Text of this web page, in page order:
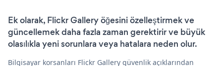
Ek olarak, Flickr Gallery öğesini özelleştirmek ve
güncellemek daha fazla zaman gerektirir ve büyük
olasılıkla yeni sorunlara veya hatalara neden olur.
Bilgisayar korsanları Flickr Gallery güvenlik açıklarından